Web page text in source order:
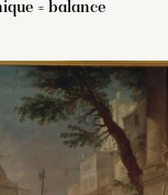
= balance